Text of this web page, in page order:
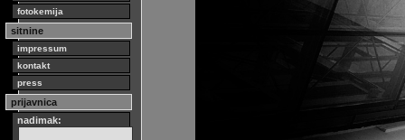
fotokemija
sitnine
impressum
kontakt
press
prijavnica
nadimak: